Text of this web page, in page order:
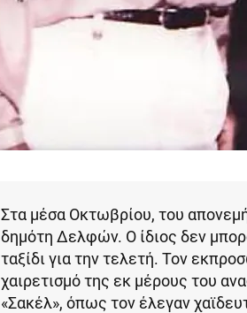
Στα μέσα Οκτωβρίου, του
δημότη Δελφών. Ο ίδιος δεν
ταξίδι για την τελετή. Τον
χαιρετισμό της εκ μέρους του
«Σακέλ», όπως τον έλεγαν